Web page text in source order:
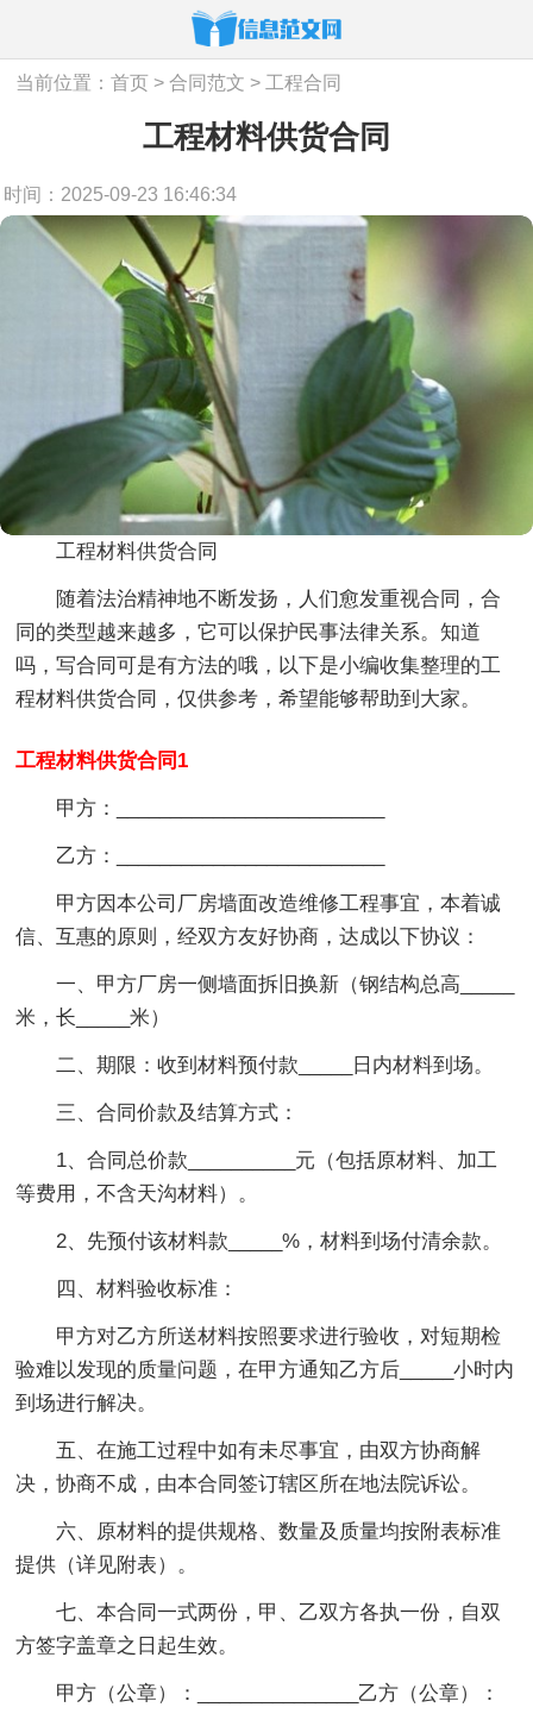
当前位置：首页 >合同范文 > 工程合同
工程材料供货合同
时间：2025-09-23 16:46:34
工程材料供货合同
随着法治精神地不断发扬，人们愈发重视合同，合
同的类型越来越多，它可以保护民事法律关系。知道
吗，写合同可是有方法的哦，以下是小编收集整理的工
程材料供货合同，仅供参考，希望能够帮助到大家。
工程材料供货合同1
甲方：_________________________
乙方：_________________________
甲方因本公司厂房墙面改造维修工程事宜，本着诚
信、互惠的原则，经双方友好协商，达成以下协议：
一、甲方厂房一侧墙面拆旧换新（钢结构总高_____
米，长_____米）
二、期限：收到材料预付款_____日内材料到场。
三、合同价款及结算方式：
1、合同总价款__________元（包括原材料、加工
等费用，不含天沟材料）。
2、先预付该材料款_____%，材料到场付清余款。
四、材料验收标准：
甲方对乙方所送材料按照要求进行验收，对短期检
验难以发现的质量问题，在甲方通知乙方后_____小时内
到场进行解决。
五、在施工过程中如有未尽事宜，由双方协商解
决，协商不成，由本合同签订辖区所在地法院诉讼。
六、原材料的提供规格、数量及质量均按附表标准
提供（详见附表）。
七、本合同一式两份，甲、乙双方各执一份，自双
方签字盖章之日起生效。
甲方（公章）：_______________乙方（公章）：